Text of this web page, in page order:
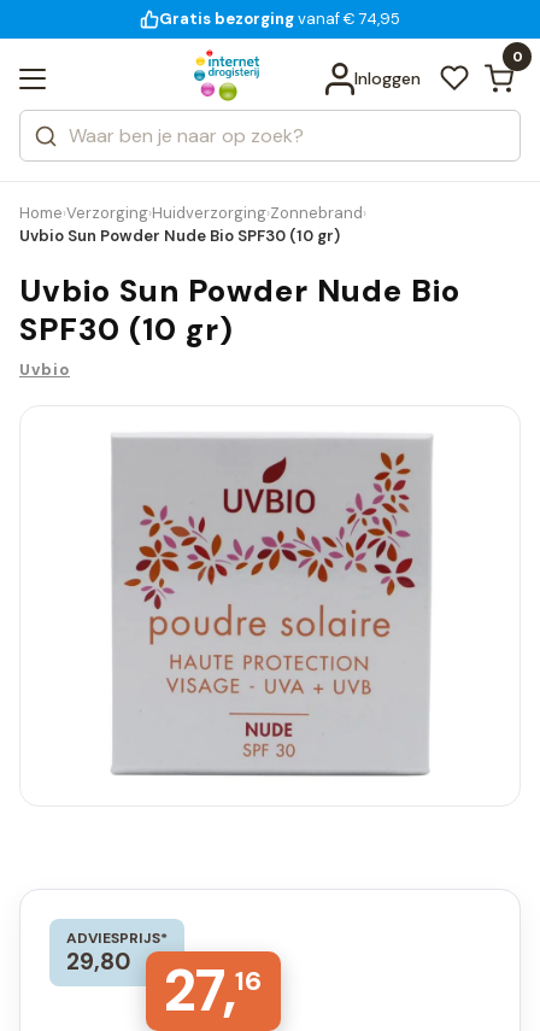
voor 18:00 uur besteld
Gratis bezorgingvanaf € 74,95
14 dagen bedenktijd
Inloggen
0
Zoeken
Categorieën
Merken
Bekijk alle resultaten
Home›Verzorging›Huidverzorging›Zonnebrand›
Uvbio Sun Powder Nude Bio SPF30 (10 gr)
Uvbio Sun Powder Nude Bio
SPF30 (10 gr)
Uvbio
ADVIESPRIJS*
29,80 27,16